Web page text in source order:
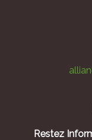
Restez